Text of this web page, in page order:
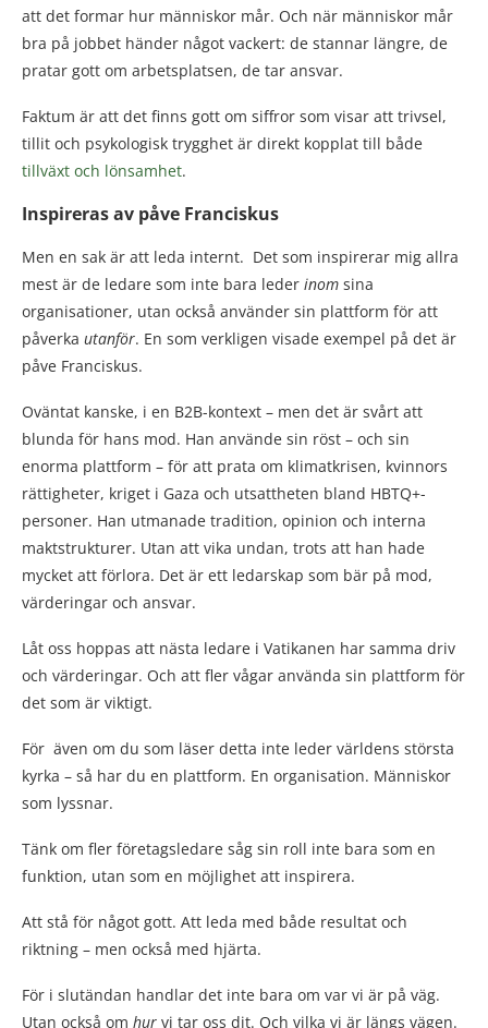
att det formar hur människor mår. Och när människor mår
bra på jobbet händer något vackert: de stannar längre, de
pratar gott om arbetsplatsen, de tar ansvar.
Faktum är att det finns gott om siffror som visar att trivsel,
tillit och psykologisk trygghet är direkt kopplat till både
tillväxt och lönsamhet.
Inspireras av påve Franciskus
Men en sak är att leda internt. Det som inspirerar mig allra
mest är de ledare som inte bara leder inom sina
organisationer, utan också använder sin plattform för att
påverka utanför. En som verkligen visade exempel på det är
påve Franciskus.
Oväntat kanske, i en B2B-kontext – men det är svårt att
blunda för hans mod. Han använde sin röst – och sin
enorma plattform – för att prata om klimatkrisen, kvinnors
rättigheter, kriget i Gaza och utsattheten bland HBTQ+-
personer. Han utmanade tradition, opinion och interna
maktstrukturer. Utan att vika undan, trots att han hade
mycket att förlora. Det är ett ledarskap som bär på mod,
värderingar och ansvar.
Låt oss hoppas att nästa ledare i Vatikanen har samma driv
och värderingar. Och att fler vågar använda sin plattform för
det som är viktigt.
För även om du som läser detta inte leder världens största
kyrka – så har du en plattform. En organisation. Människor
som lyssnar.
Tänk om fler företagsledare såg sin roll inte bara som en
funktion, utan som en möjlighet att inspirera.
Att stå för något gott. Att leda med både resultat och
riktning – men också med hjärta.
För i slutändan handlar det inte bara om var vi är på väg.
Utan också om hur vi tar oss dit. Och vilka vi är längs vägen.